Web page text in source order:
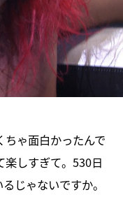
ちゃ面白かったんで
楽しすぎて。530日
じゃないですか。